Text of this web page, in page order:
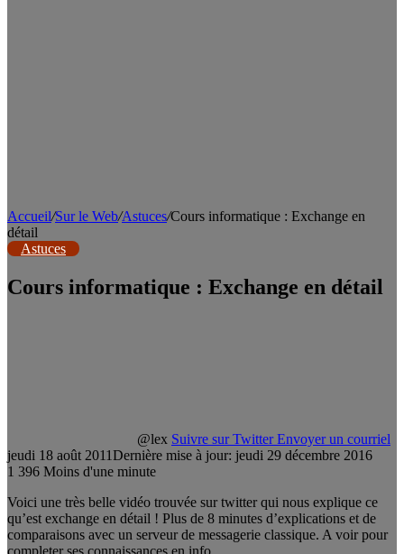
Accueil/Sur le Web/Astuces/Cours informatique : Exchange en
détail
Astuces
Cours informatique : Exchange en détail
@lex Suivre sur Twitter Envoyer un courriel
jeudi 18 août 2011Dernière mise à jour: jeudi 29 décembre 2016
1 396 Moins d'une minute
Voici une très belle vidéo trouvée sur twitter qui nous explique ce
qu’est exchange en détail ! Plus de 8 minutes d’explications et de
comparaisons avec un serveur de messagerie classique. A voir pour
completer ses connaissances en info.